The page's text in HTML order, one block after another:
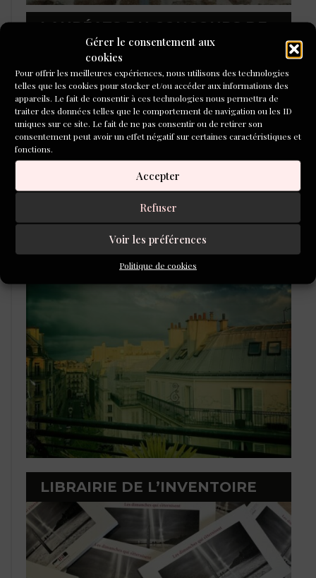
Gérer le consentement aux
cookies
Pour offrir les meilleures expériences, nous utilisons des technologies
telles que les cookies pour stocker et/ou accéder aux informations des
appareils. Le fait de consentir à ces technologies nous permettra de
traiter des données telles que le comportement de navigation ou les ID
uniques sur ce site. Le fait de ne pas consentir ou de retirer son
consentement peut avoir un effet négatif sur certaines caractéristiques et
fonctions.
Accepter
Refuser
Voir les préférences
Politique de cookies
LAURÉATS DU CONCOURS DE
POÉSIE 2026
L'ÉCOLE DU ROMAN D'ALEPH-
LIBRAIRIE DE L’INVENTOIRE